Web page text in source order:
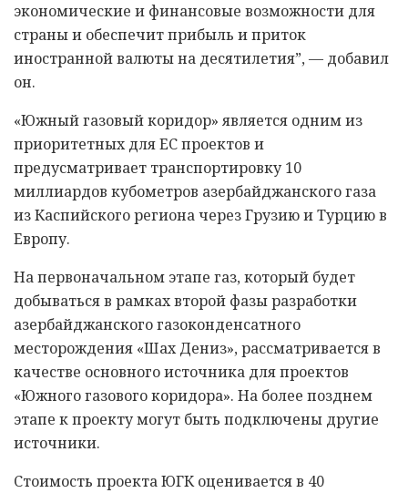
экономические и финансовые возможности для
страны и обеспечит прибыль и приток
иностранной валюты на десятилетия”, — добавил
он.
«Южный газовый коридор» является одним из
приоритетных для ЕС проектов и
предусматривает транспортировку 10
миллиардов кубометров азербайджанского газа
из Каспийского региона через Грузию и Турцию в
Европу.
На первоначальном этапе газ, который будет
добываться в рамках второй фазы разработки
азербайджанского газоконденсатного
месторождения «Шах Дениз», рассматривается в
качестве основного источника для проектов
«Южного газового коридора». На более позднем
этапе к проекту могут быть подключены другие
источники.
Стоимость проекта ЮГК оценивается в 40